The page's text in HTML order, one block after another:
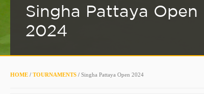
Singha Pattaya Open
2024
HOME / TOURNAMENTS / Singha Pattaya Open 2024